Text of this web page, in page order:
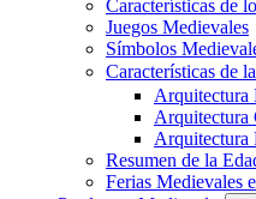
Características de
Juegos Medievales
Símbolos
Características de
Arquitectura
Arquitectura
Arquitectura
Resumen de la
Ferias Medievales